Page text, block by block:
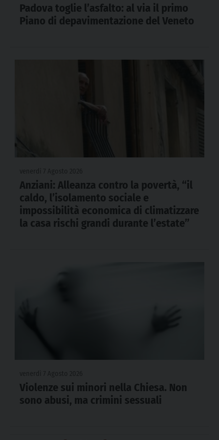
Padova toglie l’asfalto: al via il primo
Piano di depavimentazione del Veneto
Anziani: Alleanza contro la povertà, “il
caldo, l’isolamento sociale e
impossibilità economica di climatizzare
la casa rischi grandi durante l’estate”
Violenze sui minori nella Chiesa. Non
sono abusi, ma crimini sessuali